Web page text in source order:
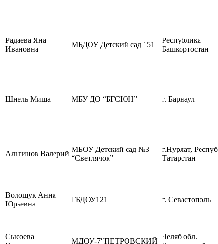
Радаева Яна
Ивановна
МБДОУ Детский сад 151
Республика
Башкортостан
Шнель Миша МБУ ДО “БГСЮН” г. Барнаул
Альгинов Валерий
МБОУ Детский сад №3
“Светлячок”
г.Нурлат,
Татарстан
Волощук Анна
Юрьевна
ГБДОУ121 г. Севастополь
Сысоева
МДОУ-7″ПЕТРОВСКИЙ
Челяб обл.